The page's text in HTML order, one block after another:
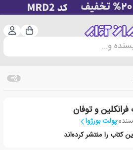
سبد
و...
و توفان
پولت بورژوا
کتاب را منتشر کرده‌اند